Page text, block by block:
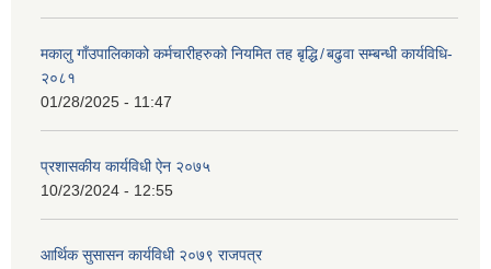
मकालु गाँउपालिकाको कर्मचारीहरुको नियमित तह बृद्धि ̸ बढुवा सम्बन्धी कार्यविधि-
२०८१
01/28/2025 - 11:47
प्रशासकीय कार्यविधी ऐन २०७५
10/23/2024 - 12:55
आर्थिक सुसासन कार्यविधी २०७९ राजपत्र